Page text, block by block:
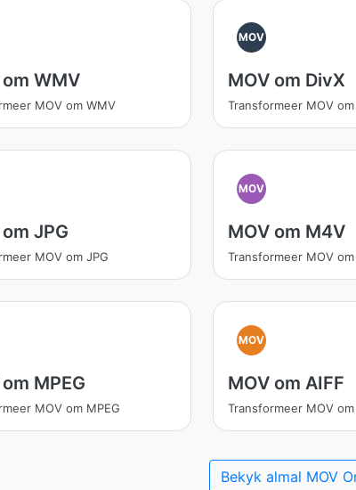
WMV
MOV om WMV
MOV
MOV om DivX
Transformeer MOV om
JPG
MOV om JPG
MOV
MOV om M4V
Transformeer MOV
MPEG
MOV om MPEG
MOV
MOV om AIFF
Transformeer MOV om
Bekyk almal MOV